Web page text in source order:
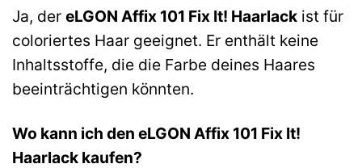
Ja, der eLGON Affix 101 Fix It! Haarlack ist für
coloriertes Haar geeignet. Er enthält keine
Inhaltsstoffe, die die Farbe deines Haares
beeinträchtigen könnten.
Wo kann ich den eLGON Affix 101 Fix It!
Haarlack kaufen?